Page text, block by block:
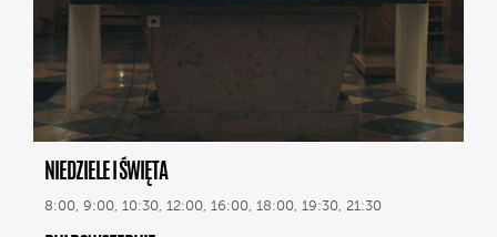
NIEDZIELE I ŚWIĘTA
8:00, 9:00, 10:30, 12:00, 16:00, 18:00, 19:30, 21:30